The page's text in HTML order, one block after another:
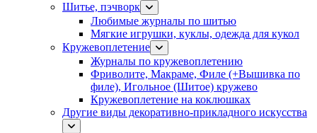
Шитье, пэчворк
Любимые журналы по шитью
Мягкие игрушки, куклы, одежда для кукол
Кружевоплетение
Журналы по кружевоплетению
Фриволите, Макраме, Филе (+Вышивка по
филе), Игольное (Шитое) кружево
Кружевоплетение на коклюшках
Другие виды декоративно-прикладного искусства